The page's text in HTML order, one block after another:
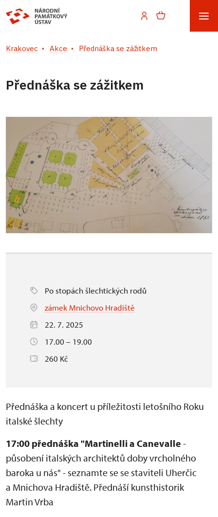
Krakovec Akce Přednáška se zážitkem
Přednáška se zážitkem
Po stopách šlechtických rodů
zámek Mnichovo Hradiště
22. 7. 2025
17.00 – 19.00
260 Kč
Přednáška a koncert u příležitosti letošního Roku
italské šlechty
17:00 přednáška "Martinelli a Canevalle -
působení italských architektů doby vrcholného
baroka u nás" - seznamte se se staviteli Uherčic
a Mnichova Hradiště. Přednáší kunsthistorik
Martin Vrba